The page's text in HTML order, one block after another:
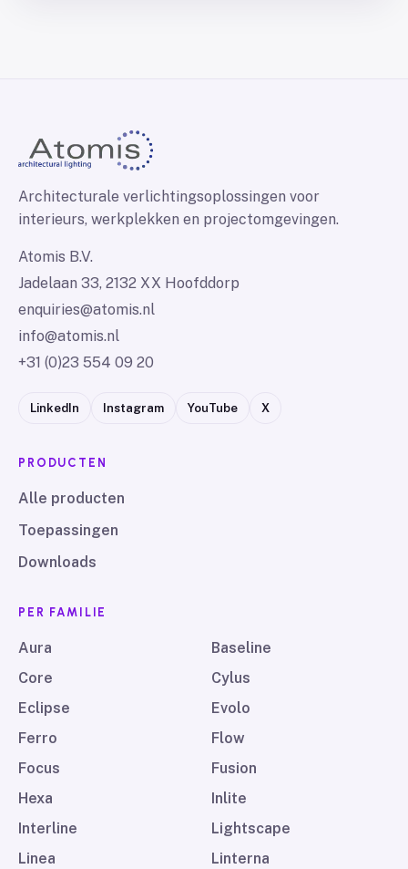
Architecturale verlichtingsoplossingen voor
interieurs, werkplekken en projectomgevingen.
Atomis B.V.
Jadelaan 33, 2132 XX Hoofddorp
enquiries@atomis.nl
info@atomis.nl
+31 (0)23 554 09 20
LinkedIn Instagram YouTube X
PRODUCTEN
Alle producten
Toepassingen
Downloads
PER FAMILIE
Aura
Baseline
Core
Cylus
Eclipse
Evolo
Ferro
Flow
Focus
Fusion
Hexa
Inlite
Interline
Lightscape
Linea
Linterna